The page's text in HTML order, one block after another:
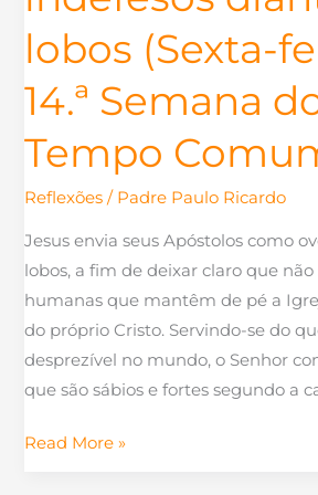
lobos (Sexta-
14.ª Semana
Tempo
Reflexões / Padre Paulo Ricardo
Jesus envia seus Apóstolos como
lobos, a fim de deixar claro que não
humanas que mantêm de pé a
do próprio Cristo. Servindo-se do
desprezível no mundo, o Senhor
que são sábios e fortes segundo a
Semana
do
Comum)
Read More »